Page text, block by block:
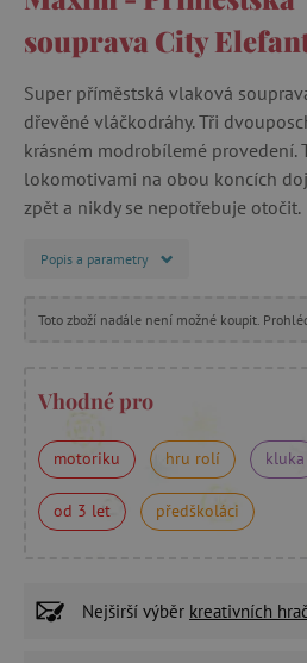
souprava City
Super příměstská vlaková
dřevěné vláčkodráhy. Tři
krásném modrobílemé provedení.
lokomotivami na obou koncích
zpět a nikdy se nepotřebuje otočit.
Popis a parametry
Toto zboží nadále není možné koupit.
Vhodné pro
motoriku hru rolí kluka
od 3 let předškoláci
Nejširší výběr kreativních